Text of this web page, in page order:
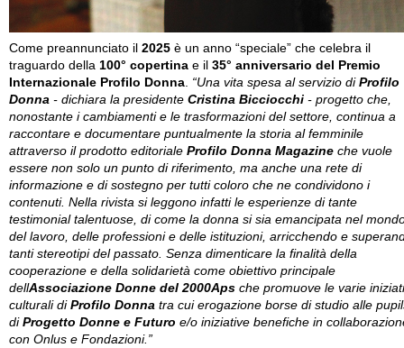
Come preannunciato il 2025 è un anno “speciale” che celebra il
traguardo della 100° copertina e il 35° anniversario del Premio
Internazionale Profilo Donna. “Una vita spesa al servizio di Profilo
Donna - dichiara la presidente Cristina Bicciocchi - progetto che,
nonostante i cambiamenti e le trasformazioni del settore, continua a
raccontare e documentare puntualmente la storia al femminile
attraverso il prodotto editoriale Profilo Donna Magazine che vuole
essere non solo un punto di riferimento, ma anche una rete di
informazione e di sostegno per tutti coloro che ne condividono i
contenuti. Nella rivista si leggono infatti le esperienze di tante
testimonial talentuose, di come la donna si sia emancipata nel
del lavoro, delle professioni e delle istituzioni, arricchendo e
tanti stereotipi del passato. Senza dimenticare la finalità della
cooperazione e della solidarietà come obiettivo principale
dellAssociazione Donne del 2000Aps che promuove le varie
culturali di Profilo Donna tra cui erogazione borse di studio alle
di Progetto Donne e Futuro e/o iniziative benefiche in
con Onlus e Fondazioni.”